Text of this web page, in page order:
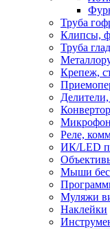
Труба
Клипсы,
Труба
Крепеж,
Реле,
ИК/LED
Мыши
Муляжи
Наклейки